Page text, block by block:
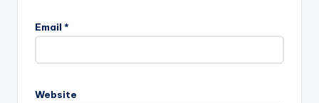
Email *
Website